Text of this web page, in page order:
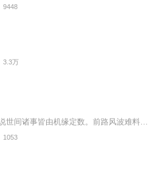
9448
3.3万
1053